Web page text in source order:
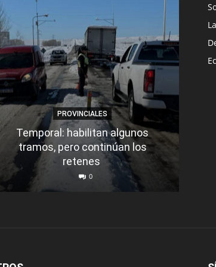
PROVINCIALES
Temporal: habilitan algunos
tramos, pero continúan los
retenes
0